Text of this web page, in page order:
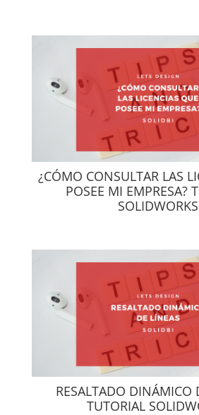
¿CÓMO CONSULTAR LAS
POSEE MI EMPRESA?
SOLIDWORKS
RESALTADO DINÁMICO
TUTORIAL